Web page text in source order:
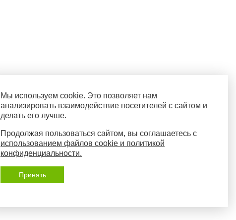
Мы используем cookie. Это позволяет нам
анализировать взаимодействие посетителей с сайтом и
делать его лучше.
Продолжая пользоваться сайтом, вы соглашаетесь с
использованием файлов cookie и политикой
конфиденциальности.
Принять